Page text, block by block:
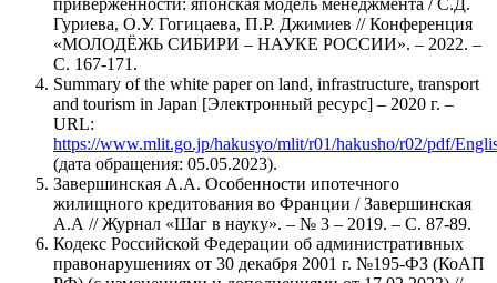
приверженности: японская модель менеджмента / С.Д.
Гуриева, О.У. Гогицаева, П.Р. Джимиев // Конференция
«МОЛОДЁЖЬ СИБИРИ – НАУКЕ РОССИИ». – 2022. –
С. 167-171.
Summary of the white paper on land, infrastructure, transport
and tourism in Japan [Электронный ресурс] – 2020 г. –
URL:
https://www.mlit.go.jp/hakusyo/mlit/r01/hakusho/r02/pdf/
(дата обращения: 05.05.2023).
Завершинская А.А. Особенности ипотечного
жилищного кредитования во Франции / Завершинская
А.А // Журнал «Шаг в науку». – № 3 – 2019. – С. 87-89.
Кодекс Российской Федерации об административных
правонарушениях от 30 декабря 2001 г. №195-ФЗ (КоАП